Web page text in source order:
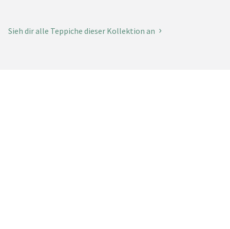
Sieh dir alle Teppiche dieser Kollektion an